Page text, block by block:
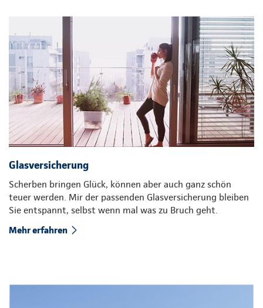
Glasversicherung
Scherben bringen Glück, können aber auch ganz schön
teuer werden. Mir der passenden Glasversicherung bleiben
Sie entspannt, selbst wenn mal was zu Bruch geht.
Mehr erfahren